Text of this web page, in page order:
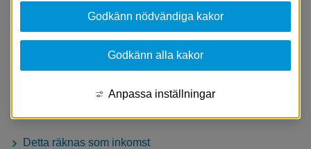
ekonomi och situation.
Innan du kan få ekonomiskt bistånd måste du först undersöka
alla andra möjligheter till egen försörjning. Har du till exempel
pengar på banken eller aktier så måste du först använda dem.
Detta räknas som inkomst
Godkänn nödvändiga kakor
Godkänn alla kakor
Anpassa inställningar